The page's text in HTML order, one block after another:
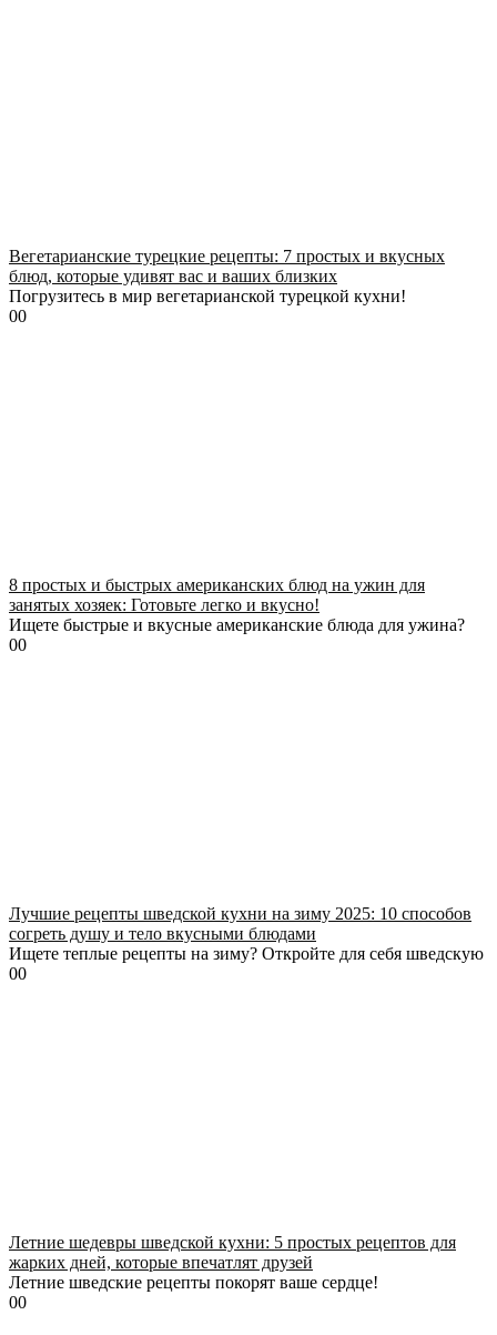
Вегетарианские турецкие рецепты: 7 простых и вкусных
блюд, которые удивят вас и ваших близких
Погрузитесь в мир вегетарианской турецкой кухни!
00
8 простых и быстрых американских блюд на ужин для
занятых хозяек: Готовьте легко и вкусно!
Ищете быстрые и вкусные американские блюда для ужина?
00
Лучшие рецепты шведской кухни на зиму 2025: 10 способов
согреть душу и тело вкусными блюдами
Ищете теплые рецепты на зиму? Откройте для себя шведскую
00
Летние шедевры шведской кухни: 5 простых рецептов для
жарких дней, которые впечатлят друзей
Летние шведские рецепты покорят ваше сердце!
00